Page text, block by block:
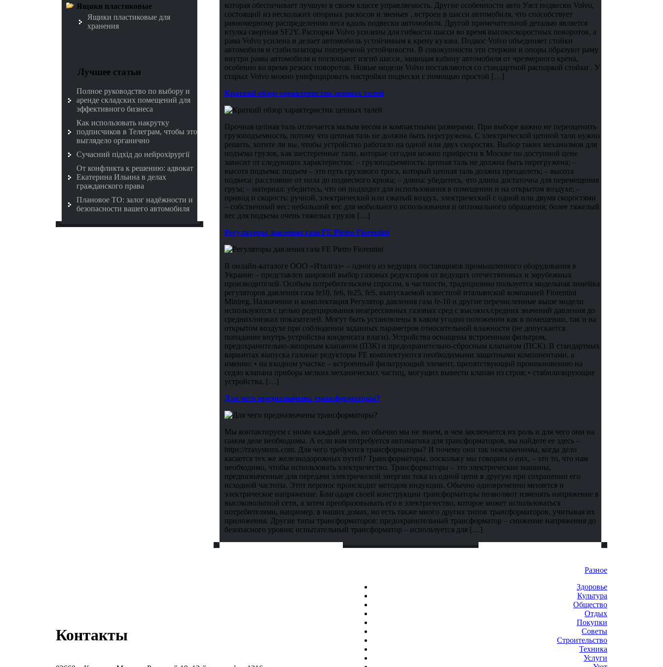
Ящики пластиковые
Ящики пластиковые для
хранения
Лучшее статьи
Полное руководство по выбору и
аренде складских помещений для
эффективного бизнеса
Как использовать накрутку
подписчиков в Телеграм, чтобы это
выглядело органично
Сучасний підхід до нейрохірургії
От конфликта к решению: адвокат
Екатерина Ильина в делах
гражданского права
Плановое ТО: залог надёжности и
безопасности вашего автомобиля
которая обеспечивает лучшую в своем классе управляемость. Другие особенности авто Узел подвески Volvo,
состоящий из нескольких опорных раскосов и звеньев , встроен в шасси автомобиля, что способствует
равномерному распределению веса вдоль подвески автомобиля. Другой примечательной деталью является
втулка свертная SF2Y. Распорки Volvo усилены для гибкости шасси во время высокоскоростных поворотов, а
рама Volvo усилена и делает автомобиль устойчивым к крену кузова. Подкос Volvo объединяет стойки
автомобиля и стабилизаторы поперечной устойчивости. В совокупности эти стержни и опоры образуют раму
внутри рамы автомобиля и поглощают изгиб шасси, защищая кабину автомобиля от чрезмерного крена,
особенно во время резких поворотов. Новые модели Volvo поставляются со стандартной распоркой стойки . У
старых Volvo можно унифицировать настройки подвески с помощью простой […]
Краткий обзор характеристик цепных талей
Прочная цепная таль отличается малым весом и компактными размерами. При выборе важно не переоценить
грузоподъемность, потому что цепная таль не должна быть перегружена. С электрической цепной тали нужно
решить, хотите ли вы, чтобы устройство работало на одной или двух скоростях. Выбор таких механизмов для
подъема грузов, как шестеренные тали, которые сегодня можно прибрести в Москве по доступной цене
зависит от следующих характеристик: – грузоподъемность: цепная таль не должна быть перегружена; –
высота подъема: подъем – это путь грузового троса, который цепная таль должна преодолеть; – высота
подвеса: расстояние от пола до подвесного крюка; – длина: убедитесь, что длина достаточна для перемещения
груза; – материал: убедитесь, что он подходит для использования в помещении и на открытом воздухе; –
привод и скорость: ручной, электрический или сжатый воздух, электрический с одной или двумя скоростями
– собственный вес: небольшой вес для мобильного использования и оптимального обращения; более тяжелый
вес для подъема очень тяжелых грузов […]
Регуляторы давления газа FE Pietro Fiorentini
В онлайн-каталоге ООО «Италгаз» – одного из ведущих поставщиков промышленного оборудования в
Украине – представлен широкий выбор газовых редукторов от ведущих отечественных и зарубежных
производителей. Особым потребительским спросом, в частности, традиционно пользуется модельная линейка
регуляторов давления газа fe10, fe6, fe25, feS, выпускаемой известной итальянской компанией Fiorentini
Minireg. Назначение и комплектация Регулятор давления газа fe-10 и другие перечисленные выше модели
используются с целью редуцирования неагрессивных газовых сред с высоких/средних значений давления до
средних/низких показателей. Могут быть установлены в каком угодно положении как в помещении, так и на
открытом воздухе при соблюдении заданных параметров относительной влажности (не допускается
попадание внутрь устройства конденсата влаги). Устройства оснащены встроенным фильтром,
предохранительно-запорным клапаном (ПЗК) и предохранительно-сбросным клапаном (ПСК). В стандартных
вариантах выпуска газовые редукторы FE комплектуются необходимыми защитными компонентами, а
именно: • на входном участке – встроенный фильтрующий элемент, препятствующий проникновению на
седло клапана прибора мелких механических частиц, могущих вывести клапан из строя; • стабилизирующие
устройства, […]
Для чего предназначены трансформаторы?
Мы контактируем с ними каждый день, но обычно мы не знаем, в чем заключается их роль и для чего они на
самом деле необходимы. А если вам потребуется автоматика для трансформаторов, вы найдете ее здесь –
https://rzasystems.com. Для чего требуются трансформаторы? И почему они так нежзаменимы, когда дело
касается тех же железнодорожных путей? Трансформаторы, поскольку мы говорим о них, – это то, что нам
необходимо, чтобы использовать электричество. Трансформаторы – это электрические машины,
предназначенные для передачи электрической энергии тока из одной цепи в другую при сохранении его
исходной частоты. Этот перенос происходит методом индукции. Обычно одновременно меняется и
электрическое напряжение. Благодаря своей конструкции трансформаторы позволяют изменять напряжение в
высоковольтной сети, а затем преобразовывать его в электричество, которое может использоваться
потребителями, например, в наших домах, но есть также много других типов трансформаторов, учитывая их
приложения. Другие типы трансформаторов: предохранительный трансформатор – снижение напряжения до
безопасного уровня; испытательный трансформатор – используется для […]
Контакты
Разное
Здоровье
Культура
Общество
Отдых
Покупки
Советы
Строительство
Техника
Услуги